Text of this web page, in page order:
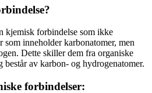
kjemisk forbindelse som ikke
som inneholder karbonatomer, men
Dette skiller dem fra organiske
består av karbon- og hydrogenatomer.
forbindelser: